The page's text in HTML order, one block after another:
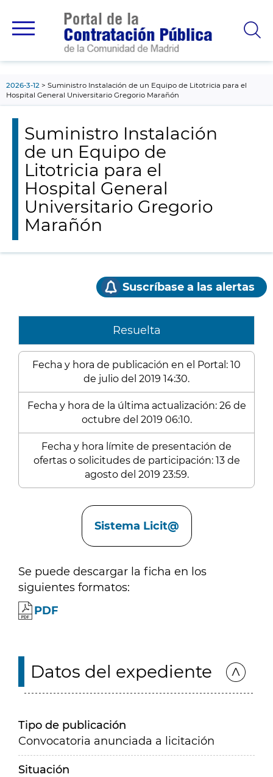
principal
2026-3-12
Suministro Instalación de un Equipo de Litotricia para el
Hospital General Universitario Gregorio Marañón
Suministro Instalación
de un Equipo de
Litotricia para el
Hospital General
Universitario Gregorio
Marañón
Suscríbase a las alertas
Resuelta
Fecha y hora de publicación en el Portal: 10
de julio del 2019 14:30.
Fecha y hora de la última actualización: 26 de
octubre del 2019 06:10.
Fecha y hora límite de presentación de
ofertas o solicitudes de participación: 13 de
agosto del 2019 23:59.
Sistema Licit@
Se puede descargar la ficha en los
siguientes formatos:
PDF
Datos del expediente
Tipo de publicación
Convocatoria anunciada a licitación
Situación